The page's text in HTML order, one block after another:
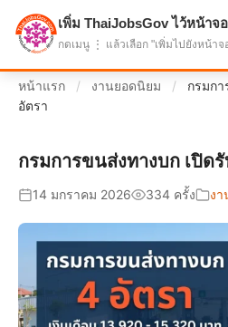
แบ่งปันโอกาส เพื่ออนาคตที่ก้าว
หน้าแรก / งานยอดนิยม /
กรมก
อัตรา
กรมการขนส่งทางบก เปิด
14 มกราคม 2026 334 ครั้ง ง
เพิ่ม ThaiJobsGov ไว้หน้าจอ
กดเมนู ⋮ แล้วเลือก "เพิ่มไปยังหน้าจ